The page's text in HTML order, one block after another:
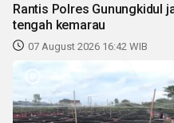
Rantis Polres Gunungkidul
tengah kemarau
07 August 2026 16:42 WIB